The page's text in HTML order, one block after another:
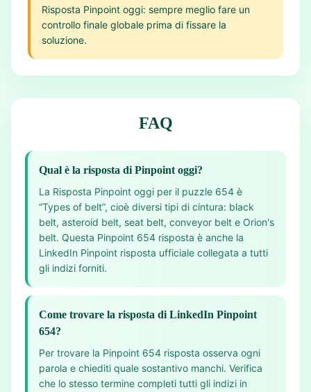
Risposta Pinpoint oggi: sempre meglio fare un
controllo finale globale prima di fissare la
soluzione.
FAQ
Qual è la risposta di Pinpoint oggi?
La Risposta Pinpoint oggi per il puzzle 654 è
“Types of belt”, cioè diversi tipi di cintura: black
belt, asteroid belt, seat belt, conveyor belt e Orion's
belt. Questa Pinpoint 654 risposta è anche la
LinkedIn Pinpoint risposta ufficiale collegata a tutti
gli indizi forniti.
Come trovare la risposta di LinkedIn Pinpoint
654?
Per trovare la Pinpoint 654 risposta osserva ogni
parola e chiediti quale sostantivo manchi. Verifica
che lo stesso termine completi tutti gli indizi in